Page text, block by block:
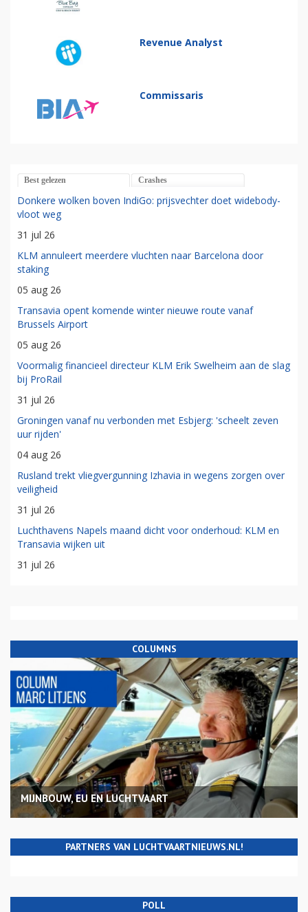
Revenue Analyst
Commissaris
Best gelezen Crashes
Donkere wolken boven IndiGo: prijsvechter doet widebody-
vloot weg
31 jul 26
KLM annuleert meerdere vluchten naar Barcelona door
staking
05 aug 26
Transavia opent komende winter nieuwe route vanaf
Brussels Airport
05 aug 26
Voormalig financieel directeur KLM Erik Swelheim aan de slag
bij ProRail
31 jul 26
Groningen vanaf nu verbonden met Esbjerg: 'scheelt zeven
uur rijden'
04 aug 26
Rusland trekt vliegvergunning Izhavia in wegens zorgen over
veiligheid
31 jul 26
Luchthavens Napels maand dicht voor onderhoud: KLM en
Transavia wijken uit
31 jul 26
COLUMNS
MIJNBOUW, EU EN LUCHTVAART
PARTNERS VAN LUCHTVAARTNIEUWS.NL!
POLL